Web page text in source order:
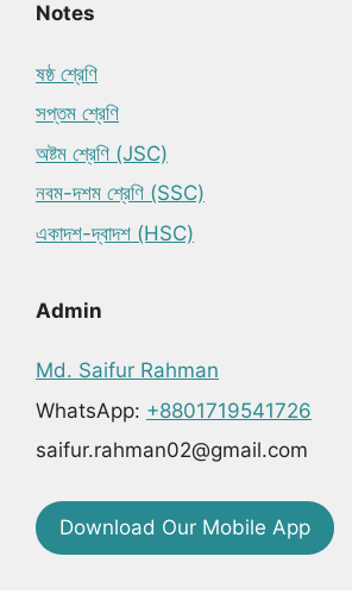
Notes
ষষ্ঠ শ্রেণি
সপ্তম শ্রেণি
অষ্টম শ্রেণি (JSC)
নবম-দশম শ্রেণি (SSC)
একাদশ-দ্বাদশ (HSC)
Admin
Md. Saifur Rahman
WhatsApp: +8801719541726
saifur.rahman02@gmail.com
Download Our Mobile App